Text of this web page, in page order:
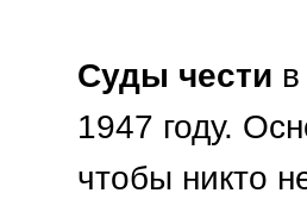
Суды чести
1947 году.
чтобы никто